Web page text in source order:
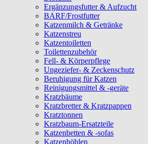
Ergänzungsfutter & Aufzucht
BARF/Frostfutter
Katzenmilch & Getränke
Katzenstreu
Katzentoiletten
Toilettenzubehör
Fell- & Körperpflege
Ungeziefer- & Zeckenschutz
Beruhigung für Katzen
Reinigungsmittel & -geräte
Kratzbäume
Kratzbretter & Kratzpappen
Kratztonnen
Kratzbaum-Ersatzteile
Katzenbetten & -sofas
Katzenhöhlen